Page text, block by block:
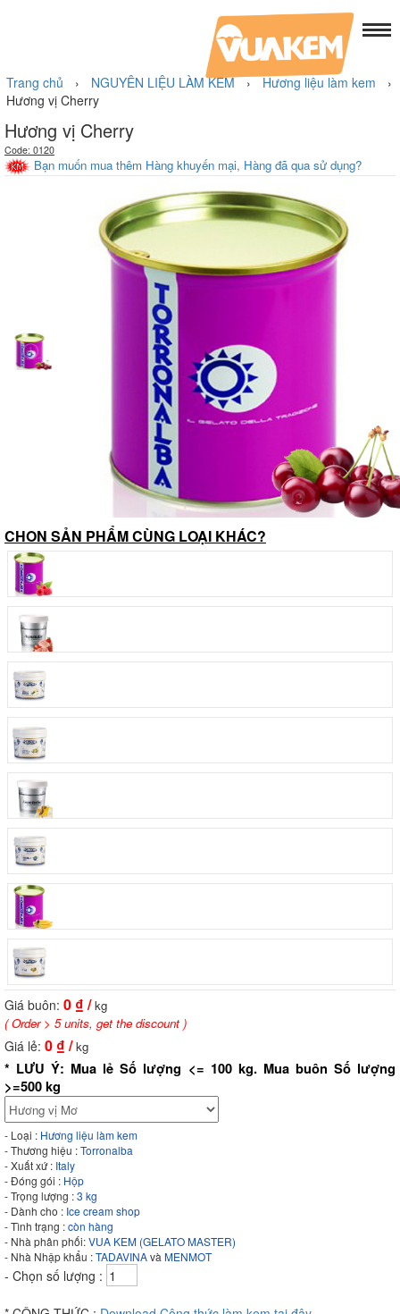
Trang chủ › NGUYÊN LIỆU LÀM KEM›Hương liệu làm kem ›
Hương vị Cherry
Hương vị Cherry
Code: 0120
Bạn muốn mua thêm Hàng khuyến mại, Hàng đã qua sử dụng?
CHON SẢN PHẨM CÙNG LOẠI KHÁC?
Giá buôn: 0 ₫ / kg
( Order > 5 units, get the discount )
Giá lẻ: 0 ₫ /kg
* LƯU Ý: Mua lẻ Số lượng <= 100 kg. Mua buôn Số lượng
>=500 kg
- Loại : Hương liệu làm kem
- Thương hiệu :Torronalba
- Xuất xứ : Italy
- Đóng gói : Hộp
- Trọng lượng :3 kg
- Dành cho : Ice cream shop
- Tình trạng :còn hàng
- Nhà phân phối:VUA KEM (GELATO MASTER)
- Nhà Nhập khẩu :TADAVINAvà MENMOT
- Chọn số lượng :